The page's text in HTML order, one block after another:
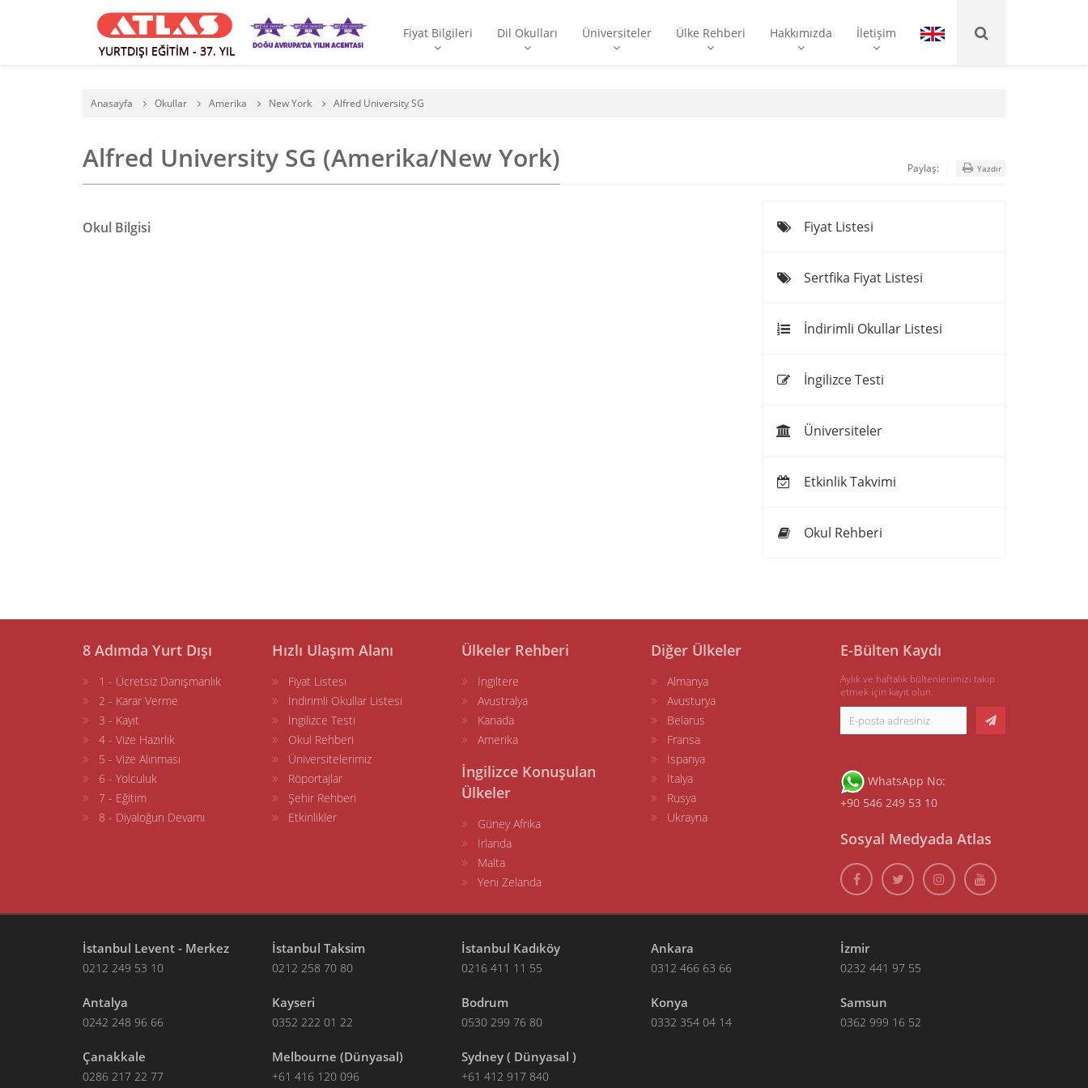
YURTDIŞI EĞİTİM - 37. YIL
Fiyat Bilgileri Dil Okulları Üniversiteler Ülke Rehberi Hakkımızda İletişim
Anasayfa Okullar Amerika New York Alfred University SG
Alfred University SG (Amerika/New York) Paylaş: Yazdır
Okul Bilgisi Fiyat Listesi
Sertfika Fiyat Listesi
İndirimli Okullar Listesi
İngilizce Testi
Üniversiteler
Etkinlik Takvimi
Okul Rehberi
8 Adımda Yurt Dışı
1 - Ücretsiz Danışmanlık
2 - Karar Verme
3 - Kayıt
4 - Vize Hazırlık
5 - Vize Alınması
6 - Yolculuk
7 - Eğitim
8 - Diyaloğun Devamı
Hızlı Ulaşım Alanı
Fiyat Listesi
İndirimli Okullar Listesi
İngilizce Testi
Okul Rehberi
Üniversitelerimiz
Röportajlar
Şehir Rehberi
Etkinlikler
Ülkeler Rehberi
İngiltere
Avustralya
Kanada
Amerika
İngilizce Konuşulan
Ülkeler
Güney Afrika
İrlanda
Malta
Yeni Zelanda
Diğer Ülkeler
Almanya
Avusturya
Belarus
Fransa
İspanya
İtalya
Rusya
Ukrayna
E-Bülten Kaydı
Aylık ve haftalık bültenlerimizi takip
etmek için kayıt olun.
WhatsApp No:
+90 546 249 53 10
Sosyal Medyada Atlas
İstanbul Levent - Merkez
0212 249 53 10
İstanbul Taksim
0212 258 70 80
İstanbul Kadıköy
0216 411 11 55
Ankara
0312 466 63 66
İzmir
0232 441 97 55
Antalya
0242 248 96 66
Kayseri
0352 222 01 22
Bodrum
0530 299 76 80
Konya
0332 354 04 14
Samsun
0362 999 16 52
Çanakkale
0286 217 22 77
Melbourne (Dünyasal)
+61 416 120 096
Sydney ( Dünyasal )
+61 412 917 840